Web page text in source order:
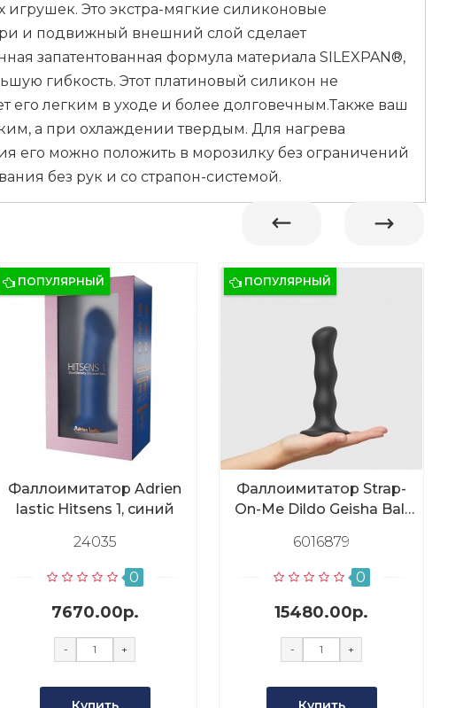
игрушек. Это экстра-мягкие силиконовые
и подвижный внешний слой сделает
запатентованная формула материала SILEXPAN®,
гибкость. Этот платиновый силикон не
его легким в уходе и более долговечным.Также ваш
а при охлаждении твердым. Для нагрева
его можно положить в морозилку без ограничений
без рук и со страпон-системой.
ПОПУЛЯРНЫЙ
Фаллоимитатор Adrien
lastic Hitsens 1, синий
24035
0
7670.00р.
- +
ПОПУЛЯРНЫЙ
Фаллоимитатор Strap-
On-Me Dildo Geisha Ball
6016879
0
15480.00р.
- +